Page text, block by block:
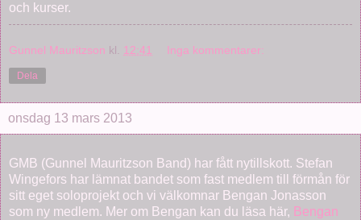
och kurser.
Gunnel Mauritzson kl. 12:41 Inga kommentarer:
Dela
onsdag 13 mars 2013
GMB (Gunnel Mauritzson Band) har fått nytillskott. Stefan
Wingefors har lämnat bandet som fast medlem till förmån för
sitt eget soloprojekt och vi välkomnar Bengan Jonasson
som ny medlem. Mer om Bengan kan du läsa här, Bengan